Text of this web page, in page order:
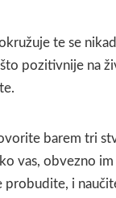
te se
pozitivnije na
barem tri
vas, obvezno
i